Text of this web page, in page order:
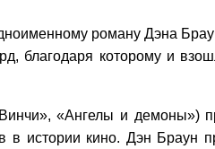
роману Дэна
благодаря которому и
«Ангелы и демоны»)
в истории кино. Дэн Браун